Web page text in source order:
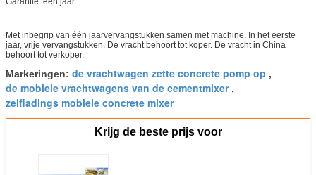
Met inbegrip van één jaarvervangstukken samen met machine. In het eerste
jaar, vrije vervangstukken. De vracht behoort tot koper. De vracht in China
behoort tot verkoper.
Markeringen: de vrachtwagen zette concrete pomp op ,
de mobiele vrachtwagens van de cementmixer,
zelfladings mobiele concrete mixer
Krijg de beste prijs voor